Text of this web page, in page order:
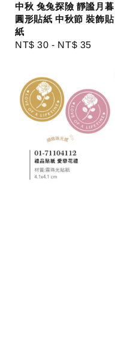
中秋 兔兔探險 靜謐月暮
圓形貼紙 中秋節 裝飾貼
紙
Regular
NT$ 30 - NT$ 35